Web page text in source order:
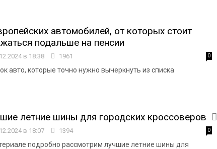
автомобилей, от которых стоит
подальше на пенсии
в 18:38 1961 0
авто, которые точно нужно вычеркнуть из списка
летние шины для городских кроссоверов
в 18:07 1394 0
подробно рассмотрим лучшие летние шины для